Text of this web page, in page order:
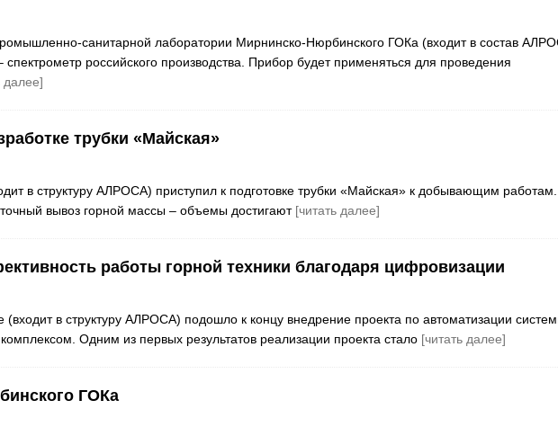
санитарной лаборатории Мирнинско-Нюрбинского ГОКа (входит в состав
российского производства. Прибор будет применяться для проведения
далее]
трубки «Майская»
в структуру АЛРОСА) приступил к подготовке трубки «Майская» к добывающим
вывоз горной массы – объемы достигают [читать далее]
работы горной техники благодаря цифровизации
в структуру АЛРОСА) подошло к концу внедрение проекта по автоматизации
Одним из первых результатов реализации проекта стало [читать далее]
ГОКа